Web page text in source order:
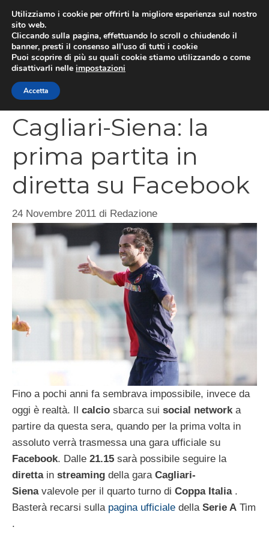
contenuto
Cagliari-Siena: la
prima partita in
diretta su Facebook
24 Novembre 2011 di Redazione
Fino a pochi anni fa sembrava impossibile, invece da
oggi è realtà. Il calcio sbarca sui social networka
partire da questa sera, quando per la prima volta in
assoluto verrà trasmessa una gara ufficiale su
Facebook. Dalle 21.15 sarà possibile seguire la
direttain streaming della gara Cagliari-
Sienavalevole per il quarto turno di Coppa Italia.
Basterà recarsi sullapagina ufficiale dellaSerie A Tim
.
Utilizziamo i cookie per offrirti la migliore esperienza sul nostro
sito web.
Cliccando sulla pagina, effettuando lo scroll o chiudendo il
banner, presti il consenso all’uso di tutti i cookie
Puoi scoprire di più su quali cookie stiamo utilizzando o come
disattivarli nelle impostazioni
Accetta